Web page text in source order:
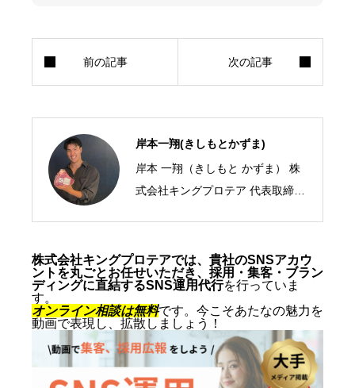
岸本一翔(きしもとかずま)
岸本 一翔（きしもと かずま） 株
式会社キングプロテア 代表取締役
市生まれ。10代からSNSマーケテ
ィングの最前線に立ち、ショート
動画を軸にした集客・ブランディ
ングを専門とする。SNS運用代行
およびショート動画制作では累計
1,500本以上を手がけ、再生され
株式会社キングプロテアでは、貴社のSNSアカウ
ントを丸ごとお任せいただき、採用・集客・ブラン
ディングに直結するSNS運用代行を行っていま
す。
オンライン相談は無料です。今こそあたなの魅力を
動画で表現し、拡散しましょう！